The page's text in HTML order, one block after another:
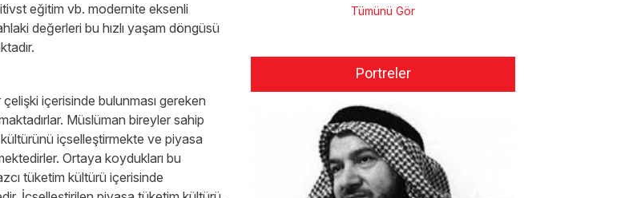
eğitim vb. modernite eksenli
değerleri bu hızlı yaşam döngüsü
içerisinde bulunması gereken
Müslüman bireyler sahip
içselleştirmekte ve piyasa
Ortaya koydukları bu
tüketim kültürü içerisinde
Tümünü Gör
Portreler